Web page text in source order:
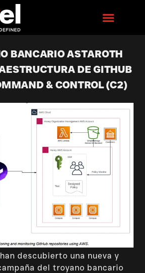
BANCARIO ASTAROTH
DE GITHUB
& CONTROL (C2)
descubierto una nueva y
del troyano bancario